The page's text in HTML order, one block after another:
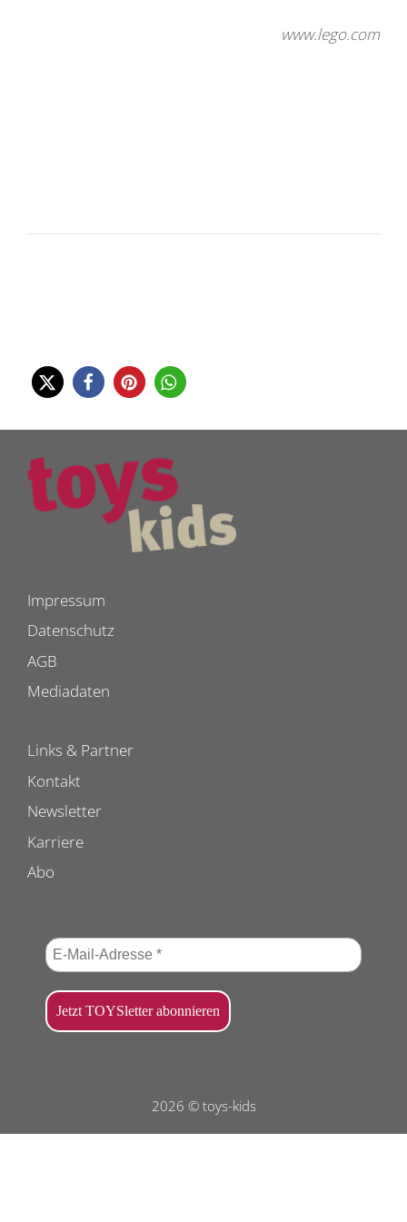
www.lego.com
Impressum
Datenschutz
AGB
Mediadaten
Links & Partner
Kontakt
Newsletter
Karriere
Abo
2026 © toys-kids